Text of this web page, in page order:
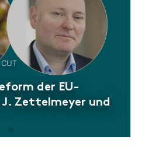
der EU-
Zettelmeyer und